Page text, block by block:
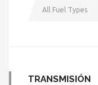
All Fuel Types
TRANSMISIÓN